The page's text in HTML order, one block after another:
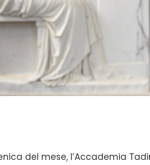
del mese, l’Accademia